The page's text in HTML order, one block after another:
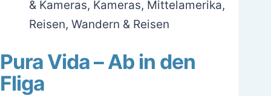
& Kameras, Kameras, Mittelamerika,
Reisen, Wandern & Reisen
Pura Vida – Ab in den
Fliga